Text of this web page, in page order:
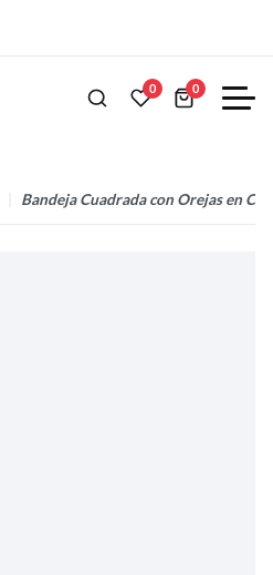
0 0
Bandeja Cuadrada con Orejas en